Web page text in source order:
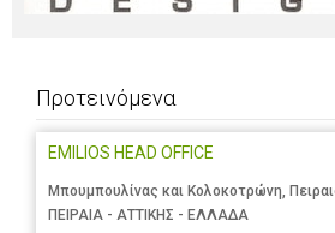
Προτεινόμενα
EMILIOS HEAD OFFICE
Μπουμπουλίνας και Κολοκοτρώνη,
ΠΕΙΡΑΙΑ - ΑΤΤΙΚΗΣ - ΕΛΛΑΔΑ